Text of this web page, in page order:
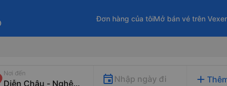
Đơn hàng của tôiMở bán vé trên
Nơi đến
Nhập ngày đi add